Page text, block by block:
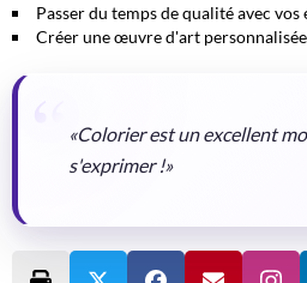
Passer du temps de qualité avec vos
Créer une œuvre d'art personnalisée
«Colorier est un excellent
s'exprimer !»